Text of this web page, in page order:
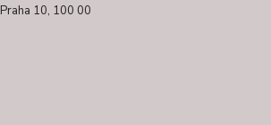
Praha 10, 100 00